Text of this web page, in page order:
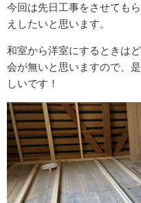
今回は先日工事をさせても
えしたいと思います。
和室から洋室にするときは
会が無いと思いますので、
しいです！